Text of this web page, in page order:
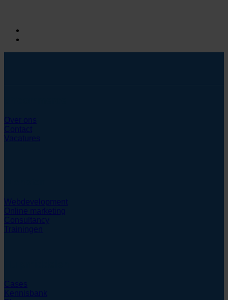
Over ons
Contact
Vacatures
Webdevelopment
Online marketing
Consultancy
Trainingen
Cases
Kennisbank